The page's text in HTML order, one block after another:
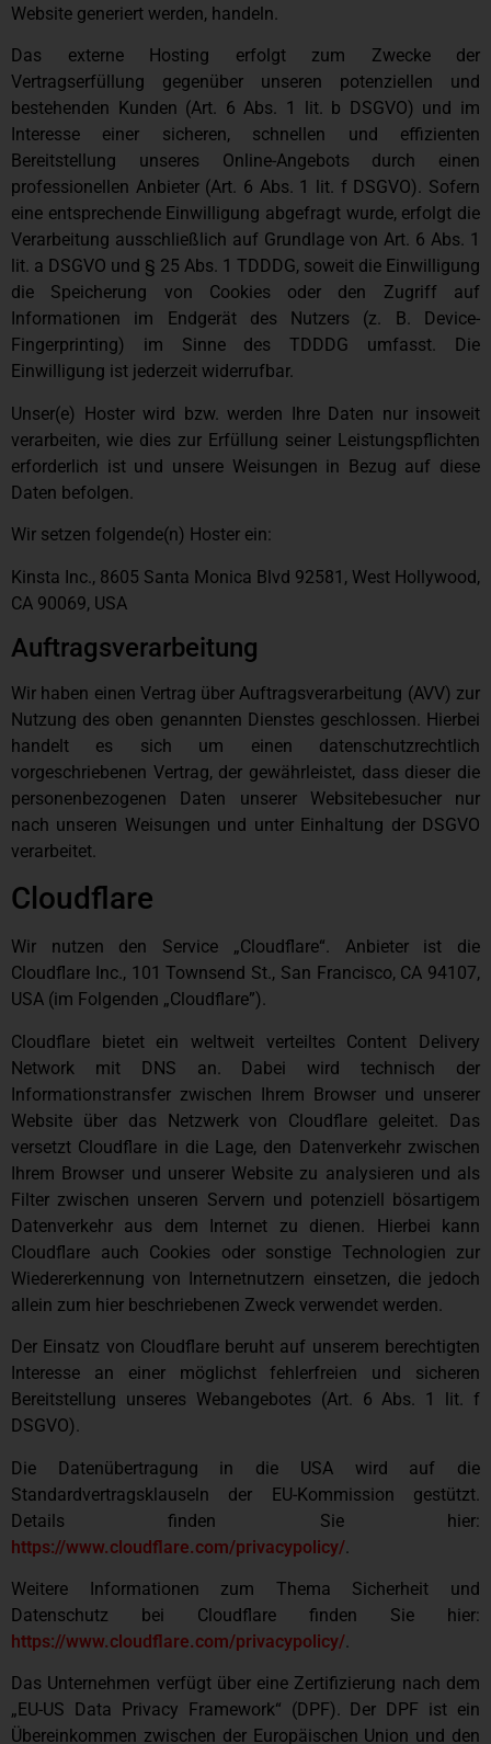
Website generiert werden, handeln.
Das externe Hosting erfolgt zum Zwecke der
Vertragserfüllung gegenüber unseren potenziellen und
bestehenden Kunden (Art. 6 Abs. 1 lit. b DSGVO) und im
Interesse einer sicheren, schnellen und effizienten
Bereitstellung unseres Online-Angebots durch einen
professionellen Anbieter (Art. 6 Abs. 1 lit. f DSGVO). Sofern
eine entsprechende Einwilligung abgefragt wurde, erfolgt die
Verarbeitung ausschließlich auf Grundlage von Art. 6 Abs. 1
lit. a DSGVO und § 25 Abs. 1 TDDDG, soweit die Einwilligung
die Speicherung von Cookies oder den Zugriff auf
Informationen im Endgerät des Nutzers (z. B. Device-
Fingerprinting) im Sinne des TDDDG umfasst. Die
Einwilligung ist jederzeit widerrufbar.
Unser(e) Hoster wird bzw. werden Ihre Daten nur insoweit
verarbeiten, wie dies zur Erfüllung seiner Leistungspflichten
erforderlich ist und unsere Weisungen in Bezug auf diese
Daten befolgen.
Wir setzen folgende(n) Hoster ein:
Kinsta Inc., 8605 Santa Monica Blvd 92581, West Hollywood,
CA 90069, USA
Auftragsverarbeitung
Wir haben einen Vertrag über Auftragsverarbeitung (AVV) zur
Nutzung des oben genannten Dienstes geschlossen. Hierbei
handelt es sich um einen datenschutzrechtlich
vorgeschriebenen Vertrag, der gewährleistet, dass dieser die
personenbezogenen Daten unserer Websitebesucher nur
nach unseren Weisungen und unter Einhaltung der DSGVO
verarbeitet.
Cloudflare
Wir nutzen den Service „Cloudflare“. Anbieter ist die
Cloudflare Inc., 101 Townsend St., San Francisco, CA 94107,
USA (im Folgenden „Cloudflare”).
Cloudflare bietet ein weltweit verteiltes Content Delivery
Network mit DNS an. Dabei wird technisch der
Informationstransfer zwischen Ihrem Browser und unserer
Website über das Netzwerk von Cloudflare geleitet. Das
versetzt Cloudflare in die Lage, den Datenverkehr zwischen
Ihrem Browser und unserer Website zu analysieren und als
Filter zwischen unseren Servern und potenziell bösartigem
Datenverkehr aus dem Internet zu dienen. Hierbei kann
Cloudflare auch Cookies oder sonstige Technologien zur
Wiedererkennung von Internetnutzern einsetzen, die jedoch
allein zum hier beschriebenen Zweck verwendet werden.
Der Einsatz von Cloudflare beruht auf unserem berechtigten
Interesse an einer möglichst fehlerfreien und sicheren
Bereitstellung unseres Webangebotes (Art. 6 Abs. 1 lit. f
DSGVO).
Die Datenübertragung in die USA wird auf die
Standardvertragsklauseln der EU-Kommission gestützt.
Details finden Sie hier:
https://www.cloudflare.com/privacypolicy/.
Weitere Informationen zum Thema Sicherheit und
Datenschutz bei Cloudflare finden Sie hier:
https://www.cloudflare.com/privacypolicy/.
Das Unternehmen verfügt über eine Zertifizierung nach dem
„EU-US Data Privacy Framework“ (DPF). Der DPF ist ein
Übereinkommen zwischen der Europäischen Union und den